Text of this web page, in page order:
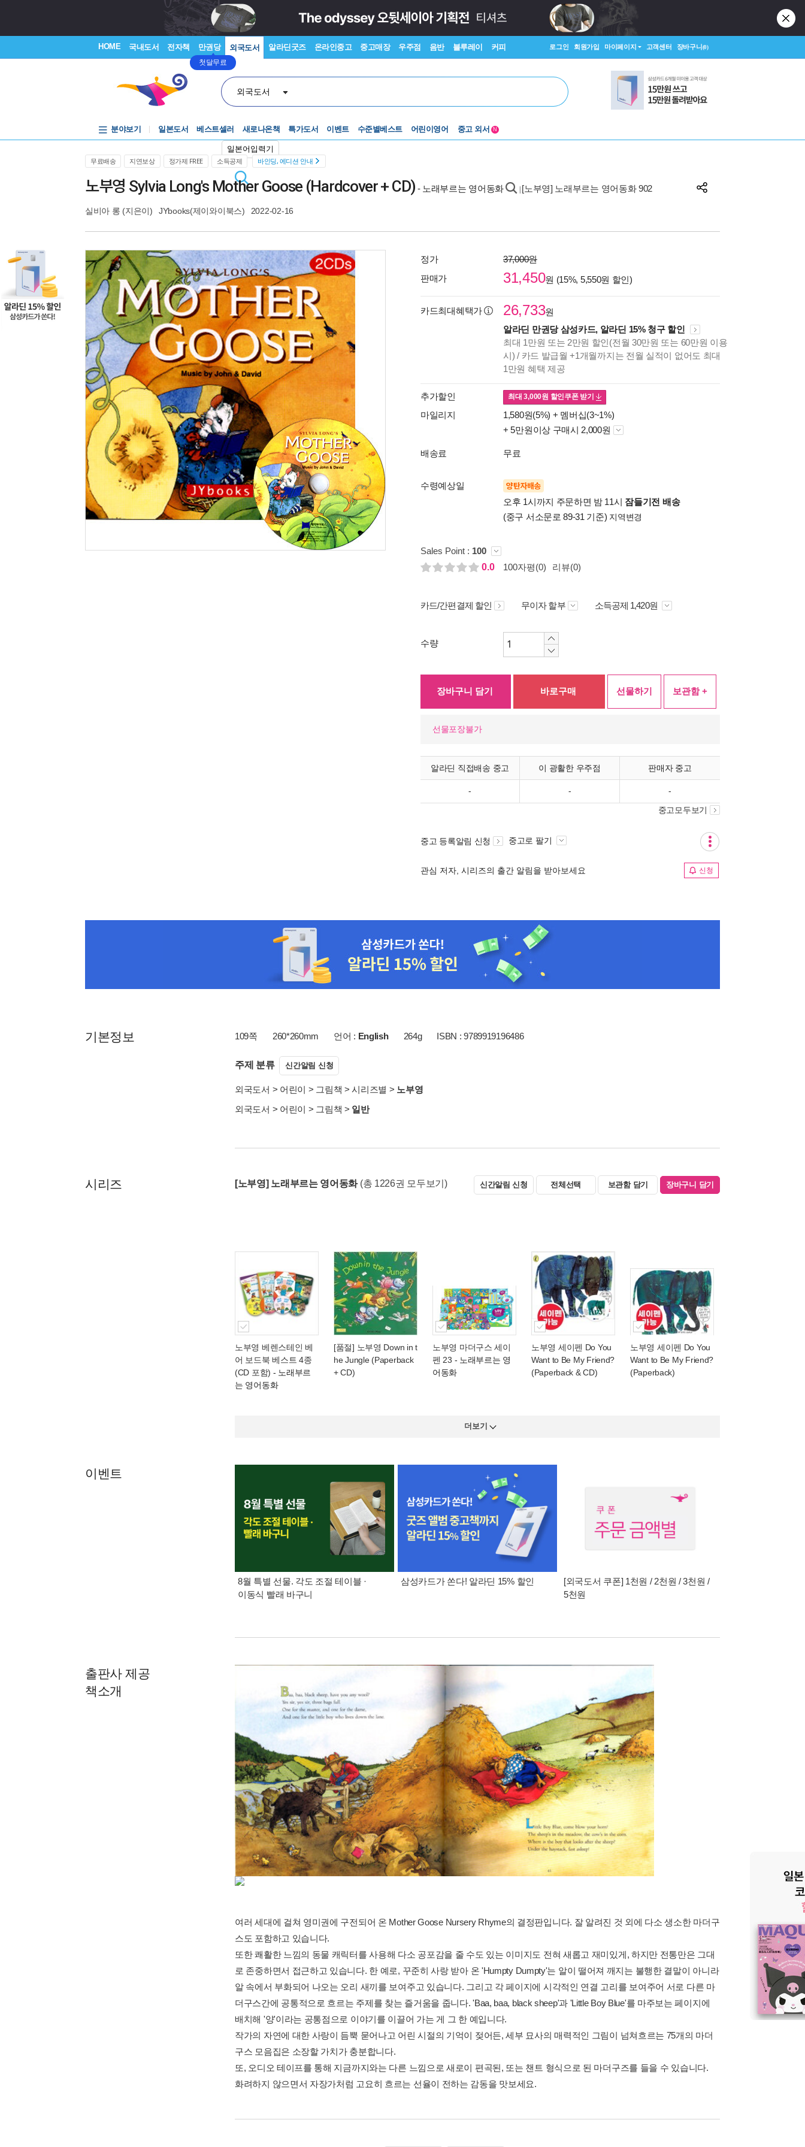
HOME 국내도서 전자책 만권당
첫달무료
외국도서 알라딘굿즈 온라인중고 중고매장 우주점 음반 블루레이 커피 로그인 회원가입 마이페이지 고객센터 장바구니(0)
외국도서
일본어입력기
분야보기 일본도서 베스트셀러 새로나온책 특가도서 이벤트
수준별베스트
어린이영어
중고 외서
N
무료배송 지연보상 정가제 FREE 소득공제 바인딩, 에디션 안내
노부영 Sylvia Long's Mother Goose (Hardcover + CD) - 노래부르는 영어동화 [노부영] 노래부르는 영어동화 902
실비아 롱 (지은이) JYbooks(제이와이북스) 2022-02-16
정가
37,000원
판매가
31,450원 (15%, 5,550원 할인)
카드최대혜택가 26,733원
알라딘 만권당 삼성카드, 알라딘 15% 청구 할인
최대 1만원 또는 2만원 할인(전월 30만원 또는 60만원 이용
시) / 카드 발급월 +1개월까지는 전월 실적이 없어도 최대
1만원 혜택 제공
추가할인 최대3,000원 할인쿠폰 받기
마일리지 1,580원(5%) + 멤버십(3~1%)
+ 5만원이상 구매시 2,000원
배송료 무료
수령예상일 양탄자배송
오후 1시까지 주문하면 밤 11시 잠들기전 배송
(중구 서소문로 89-31 기준) 지역변경
Sales Point : 100
0.0
100자평(0) 리뷰(0)
카드/간편결제 할인 무이자 할부 소득공제 1,420원
수량
장바구니 담기 바로구매 선물하기 보관함 +
선물포장불가
알라딘 직접배송 중고 이 광활한 우주점 판매자 중고
- - -
중고모두보기
중고 등록알림 신청 중고로 팔기
관심 저자, 시리즈의 출간 알림을 받아보세요 신청
기본정보 109쪽 260*260mm 언어 : English 264g ISBN : 9789919196486
주제 분류 신간알림 신청
외국도서 > 어린이 > 그림책 >시리즈별 > 노부영
외국도서 > 어린이 > 그림책 > 일반
시리즈 [노부영] 노래부르는 영어동화 (총 1226권 모두보기) 신간알림 신청 전체선택 보관함 담기 장바구니 담기
노부영 베렌스테인 베
어 보드북 베스트 4종
(CD 포함) - 노래부르
는 영어동화
[품절] 노부영 Down in t
he Jungle (Paperback
+ CD)
노부영 마더구스 세이
펜 23 - 노래부르는 영
어동화
노부영 세이펜 Do You
Want to Be My Friend?
(Paperback & CD)
노부영 세이펜 Do You
Want to Be My Friend?
(Paperback)
더보기
이벤트
8월 특별 선물. 각도 조절 테이블 ·
이동식 빨래 바구니
삼성카드가 쏜다! 알라딘 15% 할인
[외국도서 쿠폰] 1천원 / 2천원 / 3천원 /
5천원
출판사 제공
책소개
여러 세대에 걸쳐 영미권에 구전되어 온 Mother Goose Nursery Rhyme의 결정판입니다. 잘 알려진 것 외에 다소 생소한 마더구
스도 포함하고 있습니다.
또한 쾌활한 느낌의 동물 캐릭터를 사용해 다소 공포감을 줄 수도 있는 이미지도 전혀 새롭고 재미있게, 하지만 전통만은 그대
로 존중하면서 접근하고 있습니다. 한 예로, 꾸준히 사랑 받아 온 'Humpty Dumpty'는 알이 떨어져 깨지는 불행한 결말이 아니라
알 속에서 부화되어 나오는 오리 새끼를 보여주고 있습니다. 그리고 각 페이지에 시각적인 연결 고리를 보여주어 서로 다른 마
더구스간에 공통적으로 흐르는 주제를 찾는 즐거움을 줍니다. 'Baa, baa, black sheep'과 'Little Boy Blue'를 마주보는 페이지에
배치해 '양'이라는 공통점으로 이야기를 이끌어 가는 게 그 한 예입니다.
작가의 자연에 대한 사랑이 듬뿍 묻어나고 어린 시절의 기억이 젖어든, 세부 묘사의 매력적인 그림이 넘쳐흐르는 75개의 마더
구스 모음집은 소장할 가치가 충분합니다.
또, 오디오 테이프를 통해 지금까지와는 다른 느낌으로 새로이 편곡된, 또는 챈트 형식으로 된 마더구즈를 들을 수 있습니다.
화려하지 않으면서 자장가처럼 고요히 흐르는 선율이 전하는 감동을 맛보세요.